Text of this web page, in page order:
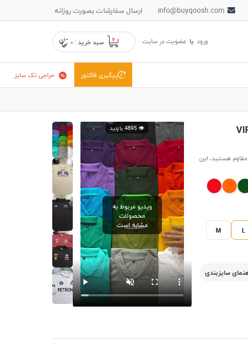
ارسال سفارشات بصورت روزانه info@buyqoosh.com
۰ سبد خرید : ۰ ورود یا عضویت در سایت
حراجی تک سایز پیگیری فاکتور
هستید، این
M L
سایزبندی
👁️ 4895 بازدید
ویدیو مربوط به
محصولات
مشابه است